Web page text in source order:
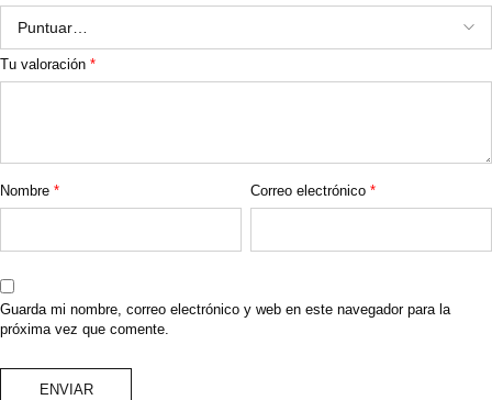
Tu valoración *
Nombre * Correo electrónico*
Guarda mi nombre, correo electrónico y web en este navegador para la
próxima vez que comente.